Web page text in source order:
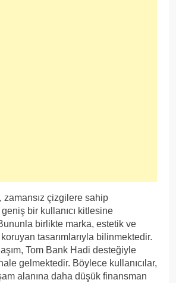
zamansız çizgilere sahip
bir kullanıcı kitlesine
birlikte marka, estetik ve
tasarımlarıyla bilinmektedir.
Tom Bank Hadi desteğiyle
gelmektedir. Böylece kullanıcılar,
alanına daha düşük finansman